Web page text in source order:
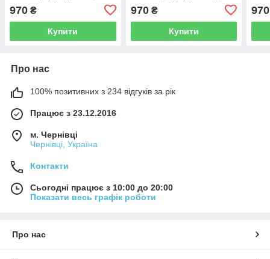
970 ₴
Купити
970₴
Купити
970
Про нас
100% позитивних з 234 відгуків за рік
Працює з 23.12.2016
м. Чернівці
Чернівці, Україна
Контакти
Сьогодні працює з 10:00 до 20:00
Показати весь графік роботи
Про нас